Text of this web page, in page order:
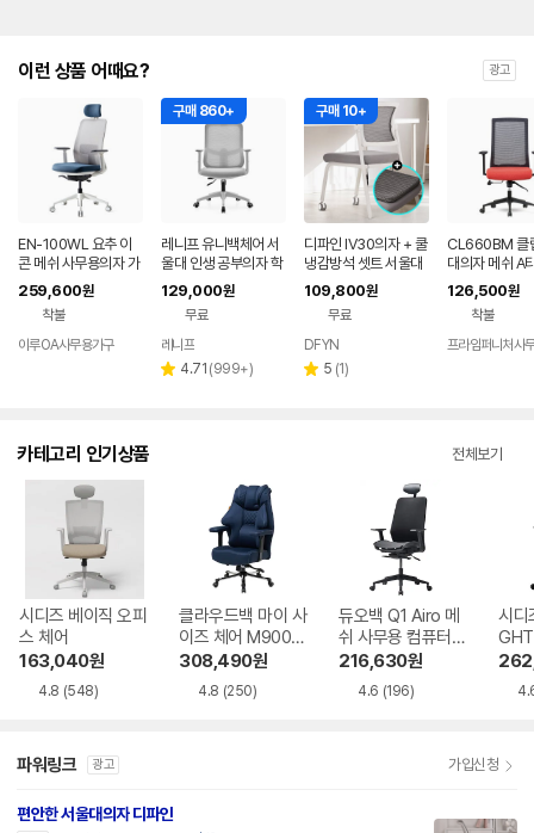
이런 상품 어때요? 광고
EN-100WL 요추 이
콘 메쉬 사무용의자 가
구싼곳 서울대의자 허
리편한
259,600원
착불
이루OA사무용가구
구매 860+
레니프 유니백체어 서
울대 인생 공부의자 학
생 책상 사무용 사무실
컴퓨터 화이트
129,000원
무료
레니프
별 4.71 리
(999+)
구매 10+
디파인 IV30의자 + 쿨
냉감방석 셋트 서울대
수험생 여름 차량용 쿨
링 벌집 메쉬 통풍
109,800원
무료
페이
DFYN
별 5 리
(1)
CL660BM 클
대의자 메쉬 A
정팔걸이 중형
원한 회의실
126,500원
착불
프라임퍼니처사
카테고리 인기상품 전체보기
시디즈 베이직 오피
스 체어
163,040원
4.8 (548)
클라우드백 마이 사
이즈 체어 M900M
Q 2.0 게이밍 의자
308,490원
4.8 (250)
듀오백 Q1 Airo 메
쉬 사무용 컴퓨터
책상 의자
216,630원
4.6 (196)
시디
파워링크 광고 가입신청
편안한 서울대의자 디파인